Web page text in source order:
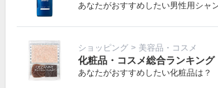
あなたがおすすめしたい男性用シャ
ショッピング > 美容品・コスメ
化粧品・コスメ総合ランキング
あなたがおすすめしたい化粧品は？